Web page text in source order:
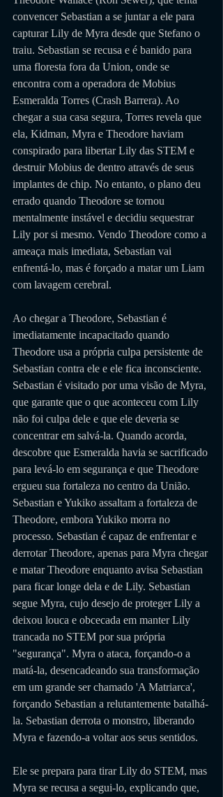
convencer Sebastian a se juntar a ele para
capturar Lily de Myra desde que Stefano o
traiu. Sebastian se recusa e é banido para
uma floresta fora da Union, onde se
encontra com a operadora de Mobius
Esmeralda Torres (Crash Barrera). Ao
chegar a sua casa segura, Torres revela que
ela, Kidman, Myra e Theodore haviam
conspirado para libertar Lily das STEM e
destruir Mobius de dentro através de seus
implantes de chip. No entanto, o plano deu
errado quando Theodore se tornou
mentalmente instável e decidiu sequestrar
Lily por si mesmo. Vendo Theodore como a
ameaça mais imediata, Sebastian vai
enfrentá-lo, mas é forçado a matar um Liam
com lavagem cerebral.
Ao chegar a Theodore, Sebastian é
imediatamente incapacitado quando
Theodore usa a própria culpa persistente de
Sebastian contra ele e ele fica inconsciente.
Sebastian é visitado por uma visão de Myra,
que garante que o que aconteceu com Lily
não foi culpa dele e que ele deveria se
concentrar em salvá-la. Quando acorda,
descobre que Esmeralda havia se sacrificado
para levá-lo em segurança e que Theodore
ergueu sua fortaleza no centro da União.
Sebastian e Yukiko assaltam a fortaleza de
Theodore, embora Yukiko morra no
processo. Sebastian é capaz de enfrentar e
derrotar Theodore, apenas para Myra chegar
e matar Theodore enquanto avisa Sebastian
para ficar longe dela e de Lily. Sebastian
segue Myra, cujo desejo de proteger Lily a
deixou louca e obcecada em manter Lily
trancada no STEM por sua própria
"segurança". Myra o ataca, forçando-o a
matá-la, desencadeando sua transformação
em um grande ser chamado 'A Matriarca',
forçando Sebastian a relutantemente batalhá-
la. Sebastian derrota o monstro, liberando
Myra e fazendo-a voltar aos seus sentidos.
Ele se prepara para tirar Lily do STEM, mas
Myra se recusa a segui-lo, explicando que,